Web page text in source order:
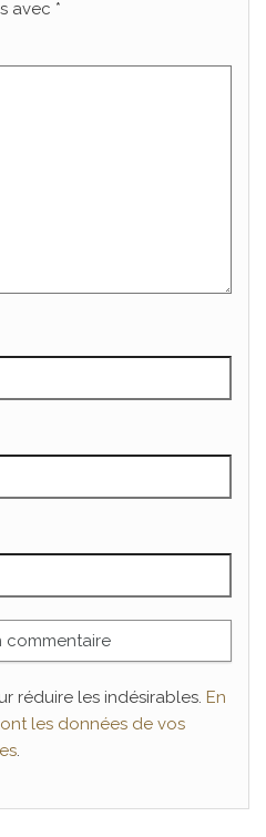
avec *
réduire les indésirables. En
les données de vos
.